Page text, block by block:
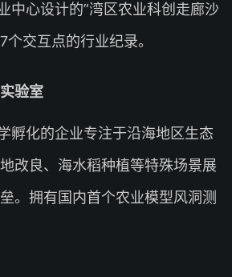
中心设计的”湾区农业科创走廊沙
交互点的行业纪录。
验室
孵化的企业专注于沿海地区生态
改良、海水稻种植等特殊场景展
。拥有国内首个农业模型风洞测